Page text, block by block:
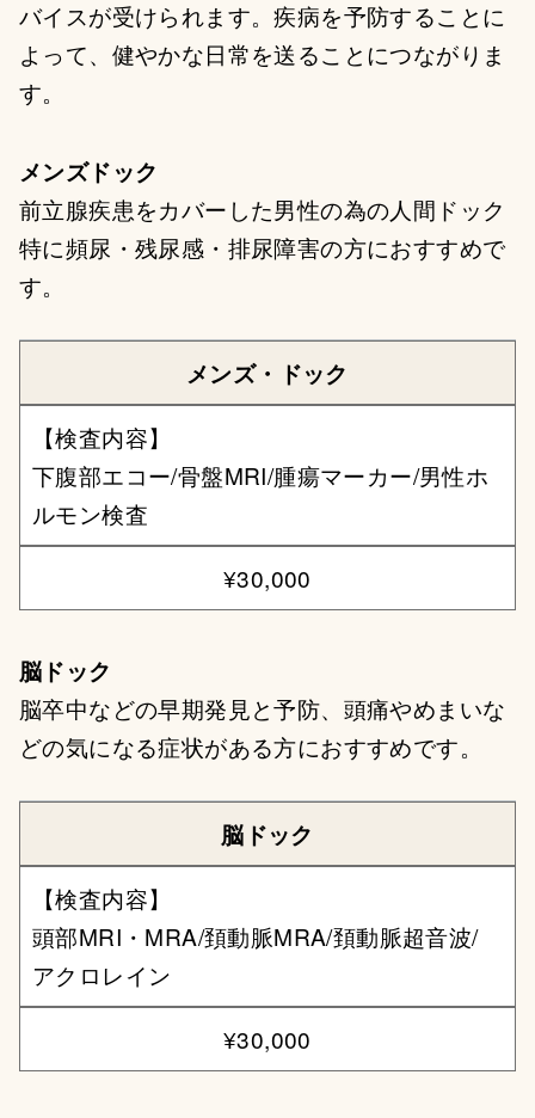
バイスが受けられます。疾病を予防することに
よって、健やかな日常を送ることにつながりま
す。
メンズドック
前立腺疾患をカバーした男性の為の人間ドック
特に頻尿・残尿感・排尿障害の方におすすめで
す。
メンズ・ドック
【検査内容】
下腹部エコー/骨盤MRI/腫瘍マーカー/男性ホ
ルモン検査
¥30,000
脳ドック
脳卒中などの早期発見と予防、頭痛やめまいな
どの気になる症状がある方におすすめです。
脳ドック
【検査内容】
頭部MRI・MRA/頚動脈MRA/頚動脈超音波/
アクロレイン
¥30,000